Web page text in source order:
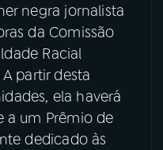
negra jornalista
da Comissão
Racial
partir desta
ela haverá
a um Prêmio de
dedicado às